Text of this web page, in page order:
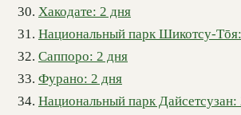
Хакодате: 2 дня
Национальный парк Шикотсу-
Саппоро: 2 дня
Фурано: 2 дня
Национальный парк Дайсетсузан: